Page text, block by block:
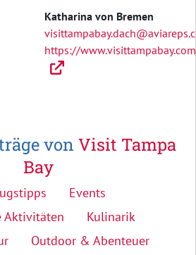
Katharina von Bremen
https://
von Visit Tampa
Bay
Events
Aktivitäten
Kulinarik
Outdoor & Abenteuer